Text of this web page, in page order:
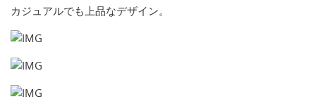
カジュアルでも上品なデザイン。